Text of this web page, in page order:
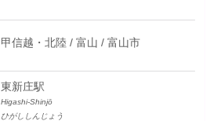
甲信越・北陸 / 富山 / 富山市
東新庄駅
Higashi-Shinjō
ひがししんじょう